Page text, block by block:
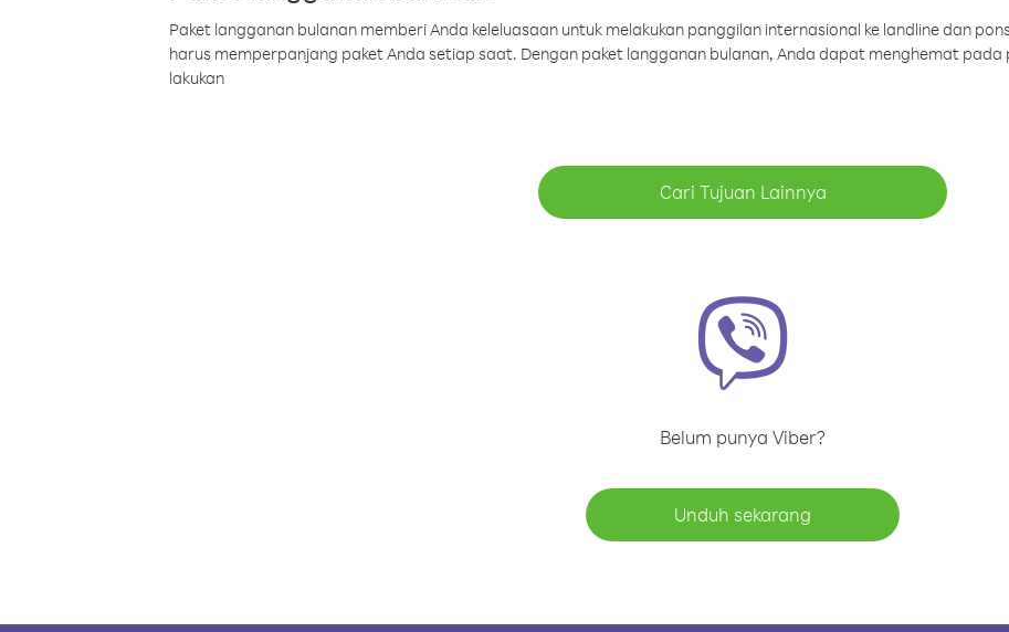
Paket langganan bulanan memberi Anda keleluasaan untuk melakukan panggilan internasional ke landline dan
harus memperpanjang paket Anda setiap saat. Dengan paket langganan bulanan, Anda dapat menghemat pada
lakukan
Cari Tujuan Lainnya
Belum punya Viber?
Unduh sekarang